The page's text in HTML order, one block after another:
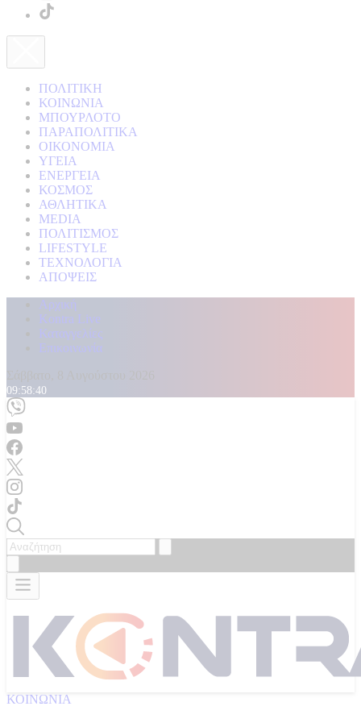
ΠΟΛΙΤΙΚΗ
ΚΟΙΝΩΝΙΑ
ΜΠΟΥΡΛΟΤΟ
ΠΑΡΑΠΟΛΙΤΙΚΑ
ΟΙΚΟΝΟΜΙΑ
ΥΓΕΙΑ
ΕΝΕΡΓΕΙΑ
ΚΟΣΜΟΣ
ΑΘΛΗΤΙΚΑ
MEDIA
ΠΟΛΙΤΙΣΜΟΣ
LIFESTYLE
ΤΕΧΝΟΛΟΓΙΑ
ΑΠΟΨΕΙΣ
Αρχική
Kontra Live
Καταγγελίες
Επικοινωνία
09:58:42
ΚΟΙΝΩΝΙΑ